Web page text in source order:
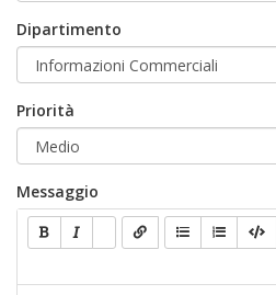
Dipartimento
Priorità
Messaggio